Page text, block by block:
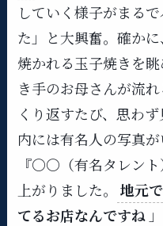
していく様子がまる
た」と大興奮​。確か
焼かれる玉子焼きを
き手のお母さんが流
くり返すたび、思わ
内には有名人の写真が
『〇〇（有名タレン
上がりました。
地元
てるお店なんですね